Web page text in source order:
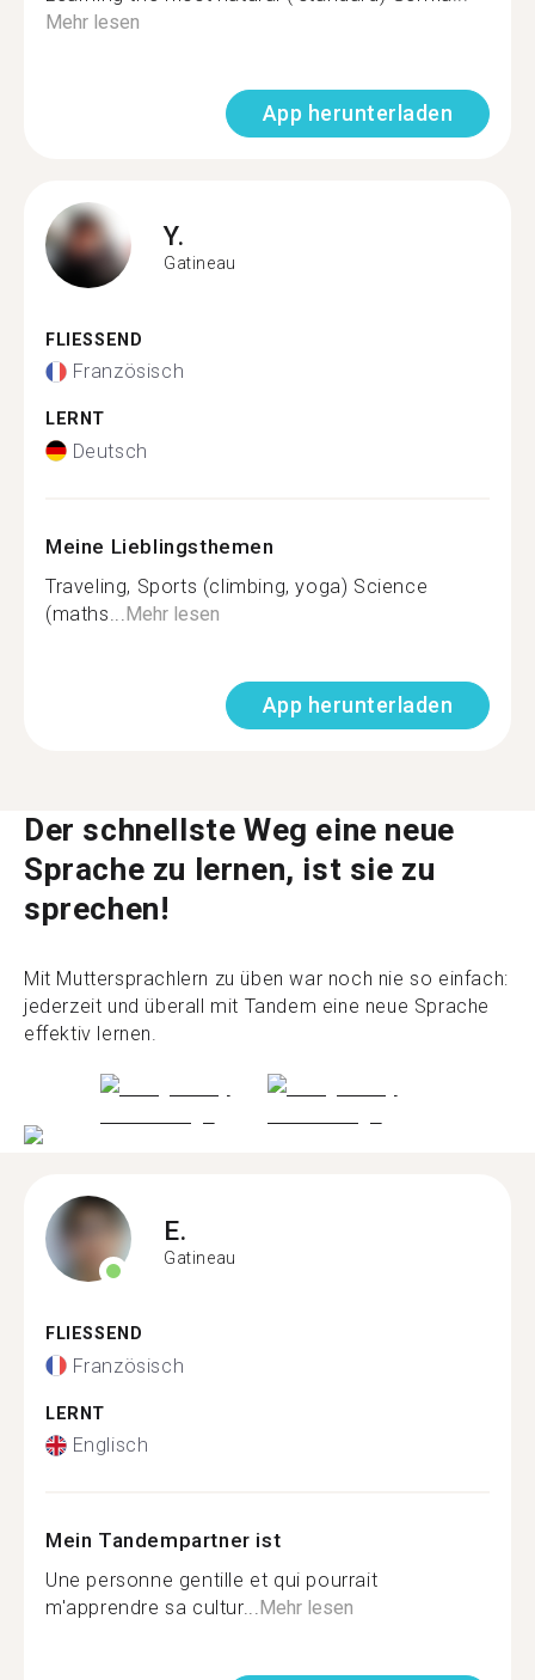
Mehr lesen
App herunterladen
Y.
Gatineau
FLIESSEND
Französisch
LERNT
Deutsch
Meine Lieblingsthemen
Traveling, Sports (climbing, yoga) Science
(maths... Mehr lesen
App herunterladen
Der schnellste Weg eine neue
Sprache zu lernen, ist sie zu
sprechen!
Mit Muttersprachlern zu üben war noch nie so einfach:
jederzeit und überall mit Tandem eine neue Sprache
effektiv lernen.
E.
Gatineau
FLIESSEND
Französisch
LERNT
Englisch
Mein Tandempartner ist
Une personne gentille et qui pourrait
m'apprendre sa cultur...Mehr lesen